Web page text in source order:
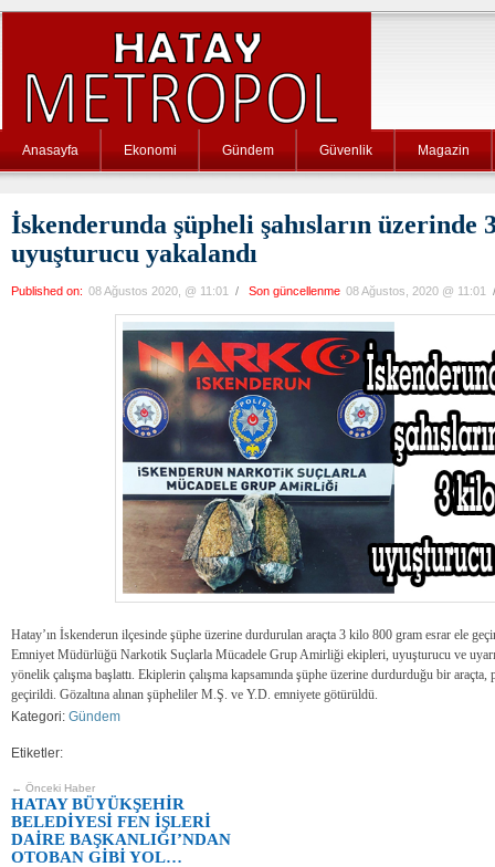
Anasayfa Ekonomi Gündem Güvenlik Magazin
İskenderunda şüpheli şahısların üzerinde
uyuşturucu yakalandı
Published on: 08 Ağustos 2020, @ 11:01 / Son güncellenme 08 Ağustos, 2020 @ 11:01
Hatay’ın İskenderun ilçesinde şüphe üzerine durdurulan araçta 3 kilo 800 gram esrar ele
Emniyet Müdürlüğü Narkotik Suçlarla Mücadele Grup Amirliği ekipleri, uyuşturucu ve
yönelik çalışma başlattı. Ekiplerin çalışma kapsamında şüphe üzerine durdurduğu bir
geçirildi. Gözaltına alınan şüpheliler M.Ş. ve Y.D. emniyete götürüldü.
Kategori: Gündem
Etiketler:
← Önceki Haber
HATAY BÜYÜKŞEHİR
BELEDİYESİ FEN İŞLERİ
DAİRE BAŞKANLIĞI’NDAN
OTOBAN GİBİ YOL…